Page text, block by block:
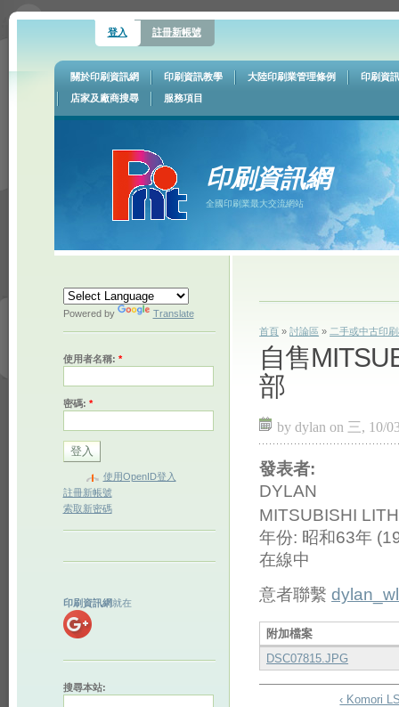
登入 註冊新帳號
關於印刷資訊網 印刷資訊教學 大陸印刷業管理條例
印刷資
店家及廠商搜尋
服務項目
印刷資訊網
全國印刷業最大交流網站
Powered by Translate
使用者名稱: *
密碼: *
使用OpenID登入
註冊新帳號
索取新密碼
印刷資訊網就在
搜尋本站:
首頁 »討論區 » 二手或中古印
自售
部
by dylan on 三, 10/
發表者:
DYLAN
MITSUBISHI
年份: 昭和63年
在線中
意者聯繫
附加檔案
DSC07815.JPG
‹ Komori